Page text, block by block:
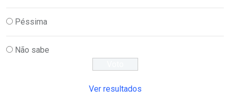
Péssima
Não sabe
Ver resultados